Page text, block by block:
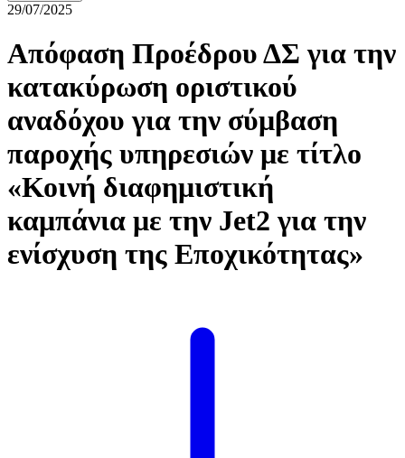
29/07/2025
Απόφαση Προέδρου ΔΣ για την
κατακύρωση οριστικού
αναδόχου για την σύμβαση
παροχής υπηρεσιών με τίτλο
«Κοινή διαφημιστική
καμπάνια με την Jet2 για την
ενίσχυση της Εποχικότητας»